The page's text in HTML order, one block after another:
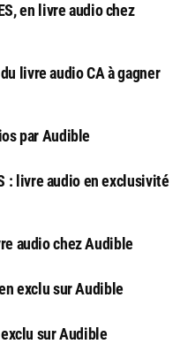
en livre audio chez
livre audio CA à gagner
par Audible
: livre audio en exclusivité
audio chez Audible
exclu sur Audible
sur Audible